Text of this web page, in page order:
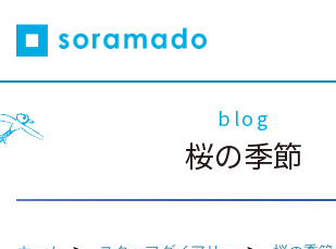
blog
桜の季節